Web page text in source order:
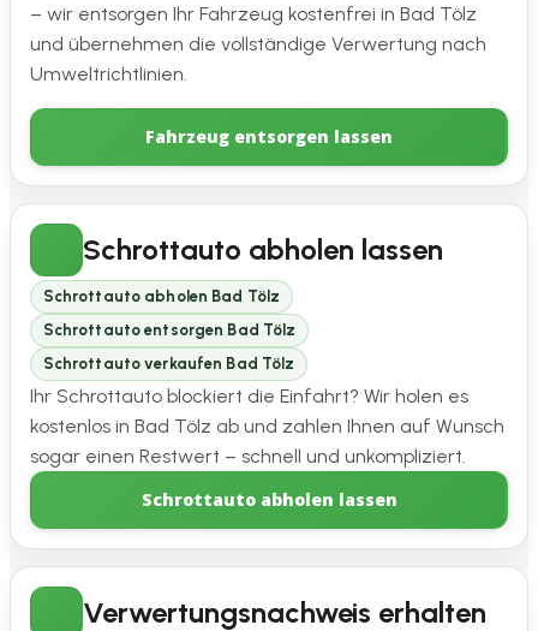
– wir entsorgen Ihr Fahrzeug kostenfrei in Bad Tölz
und übernehmen die vollständige Verwertung nach
Umweltrichtlinien.
Fahrzeug entsorgen lassen
Schrottauto abholen lassen
Schrottauto abholen Bad Tölz
Schrottauto entsorgen Bad Tölz
Schrottauto verkaufen Bad Tölz
Ihr Schrottauto blockiert die Einfahrt? Wir holen es
kostenlos in Bad Tölz ab und zahlen Ihnen auf Wunsch
sogar einen Restwert – schnell und unkompliziert.
Schrottauto abholen lassen
Verwertungsnachweis erhalten